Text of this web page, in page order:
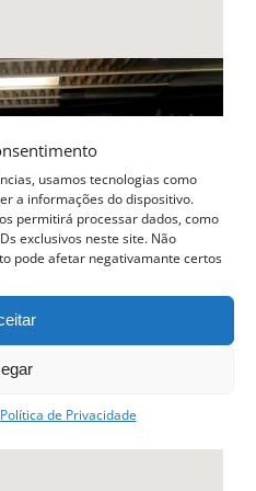
usamos tecnologias como
a informações do dispositivo.
permitirá processar dados, como
exclusivos neste site. Não
pode afetar negativamante certos
Política de Privacidade